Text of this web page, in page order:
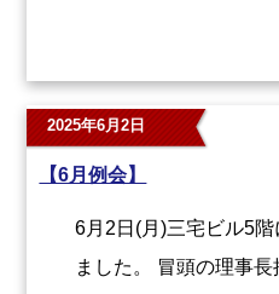
2025年6月2日
【6月例会】
6月2日(月)三宅ビル5
ました。 冒頭の理事